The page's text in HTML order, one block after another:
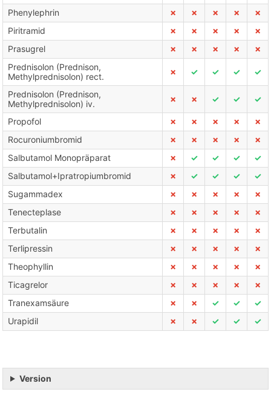
Phenylephrin
✗ ✗ ✗ ✗
✗
Piritramid
✗ ✗ ✗ ✗
✗
Prasugrel
✗ ✗ ✗ ✗
✗
Prednisolon (Prednison,
Methylprednisolon) rect.
✗ ✓ ✓ ✓ ✓
Prednisolon (Prednison,
Methylprednisolon) iv.
✗ ✗ ✓ ✓ ✓
Propofol ✗ ✗ ✗ ✗
✗
Rocuroniumbromid
✗ ✗ ✗ ✗
✗
Salbutamol Monopräparat
✗ ✓ ✓ ✓
✓
Salbutamol+Ipratropiumbromid
✗ ✓ ✓ ✓
✓
Sugammadex
✗ ✗ ✗ ✗
✗
Tenecteplase
✗ ✗ ✗ ✗
✗
Terbutalin
✗ ✗ ✗ ✗
✗
Terlipressin
✗ ✗ ✗ ✗
✗
Theophyllin
✗ ✗ ✗ ✗
✗
Ticagrelor
✗ ✗ ✗ ✗
✗
Tranexamsäure
✗ ✗ ✓ ✓
✓
Urapidil
✗ ✗ ✓ ✓ ✓
Version